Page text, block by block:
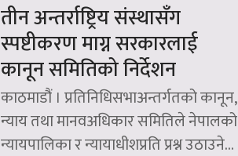
तीन अन्तर्राष्ट्रिय संस्थासँग
स्पष्टीकरण माग्न सरकारलाई
कानून समितिको निर्देशन
काठमाडौं । प्रतिनिधिसभाअन्तर्गतको कानून,
न्याय तथा मानवअधिकार समितिले नेपालको
न्यायपालिका र न्यायाधीशप्रति प्रश्न उठाउने...